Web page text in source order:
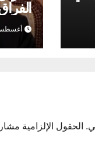
أغسطس 5,
الحقول الإلزامية مشار